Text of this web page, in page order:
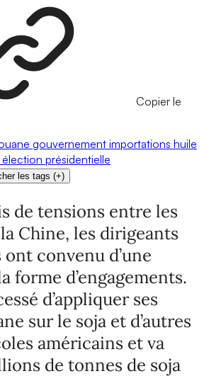
Copier le
gouvernement importations huile
élection présidentielle
les tags (+)
de tensions entre les
Chine, les dirigeants
ont convenu d’une
forme d’engagements.
d’appliquer ses
sur le soja et d’autres
américains et va
de tonnes de soja